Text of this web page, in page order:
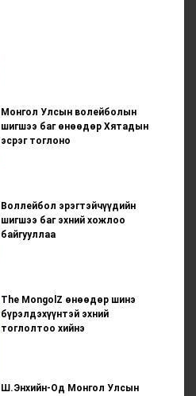
Монгол Улсын волейболын
шигшээ баг өнөөдөр Хятадын
эсрэг тоглоно
Воллейбол эрэгтэйчүүдийн
шигшээ баг эхний хожлоо
байгууллаа
The MongolZ өнөөдөр шинэ
бүрэлдэхүүнтэй эхний
тоглолтоо хийнэ
Ш.Энхийн-Од Монгол Улсын